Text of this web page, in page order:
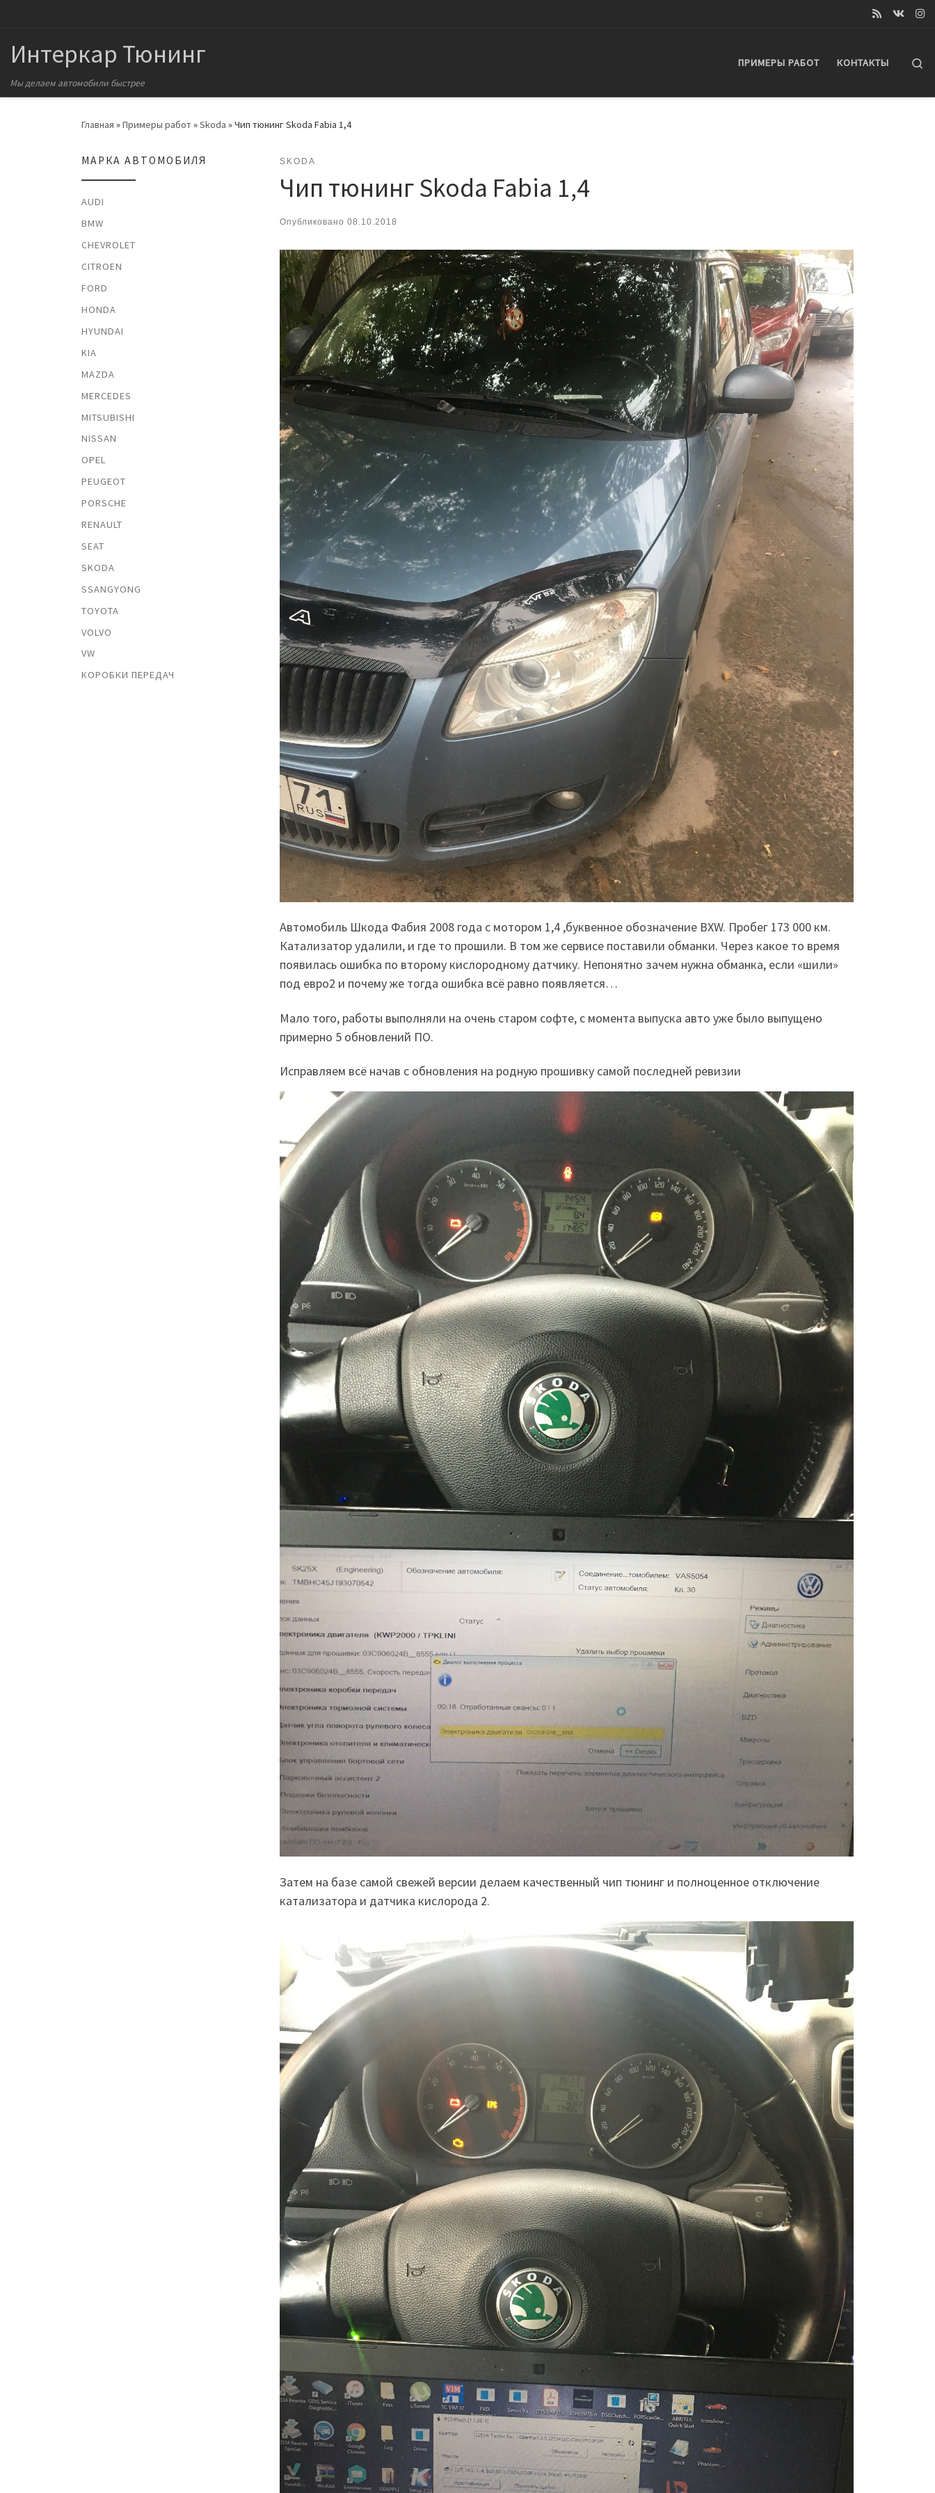
Интеркар Тюнинг
Мы делаем автомобили быстрее
ПРИМЕРЫ РАБОТ КОНТАКТЫ
Главная »Примеры работ»Skoda »Чип тюнинг Skoda Fabia 1,4
SKODA
Чип тюнинг Skoda Fabia 1,4
Опубликовано 08.10.2018
Автомобиль Шкода Фабия 2008 года с мотором 1,4 ,буквенное обозначение BXW. Пробег 173 000 км.
Катализатор удалили, и где то прошили. В том же сервисе поставили обманки. Через какое то время
появилась ошибка по второму кислородному датчику. Непонятно зачем нужна обманка, если «шили»
под евро2 и почему же тогда ошибка всё равно появляется…
Мало того, работы выполняли на очень старом софте, с момента выпуска авто уже было выпущено
примерно 5 обновлений ПО.
Исправляем всё начав с обновления на родную прошивку самой последней ревизии
Затем на базе самой свежей версии делаем качественный чип тюнинг и полноценное отключение
катализатора и датчика кислорода 2.
МАРКА АВТОМОБИЛЯ
AUDI
BMW
CHEVROLET
CITROEN
FORD
HONDA
HYUNDAI
KIA
MAZDA
MERCEDES
MITSUBISHI
NISSAN
OPEL
PEUGEOT
PORSCHE
RENAULT
SEAT
SKODA
SSANGYONG
TOYOTA
VOLVO
VW
КОРОБКИ ПЕРЕДАЧ